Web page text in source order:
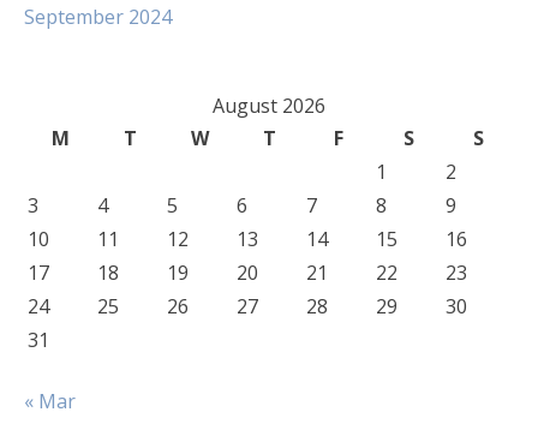
September 2024
August 2026
M
T W T F S
S
1
2
3
4 5 6 7 8
9
10
11 12 13 14 15
16
17
18 19 20 21 22
23
24
25 26 27 28 29
30
31
« Mar